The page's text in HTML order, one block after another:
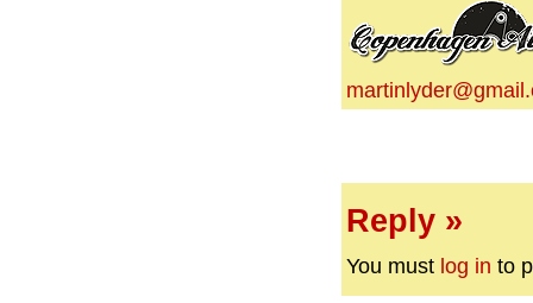
Reply »
You must log in to